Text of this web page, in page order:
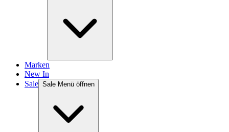
Marken
New In
Sale Sale Menü öffnen